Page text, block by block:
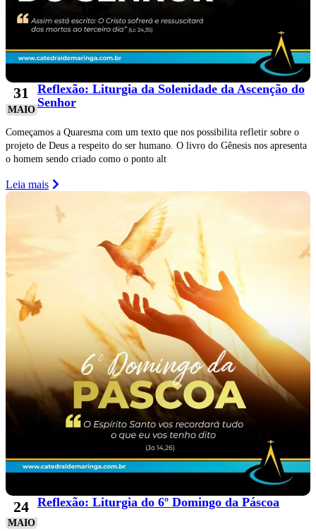
31
MAIO
Reflexão: Liturgia da Solenidade da Ascenção do
Senhor
Começamos a Quaresma com um texto que nos possibilita refletir sobre o
projeto de Deus a respeito do ser humano. O livro do Gênesis nos apresenta
o homem sendo criado como o ponto alt
Leia mais
24
MAIO
Reflexão: Liturgia do 6º Domingo da Páscoa